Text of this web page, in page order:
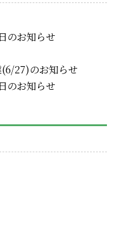
のお知らせ
27)のお知らせ
のお知らせ